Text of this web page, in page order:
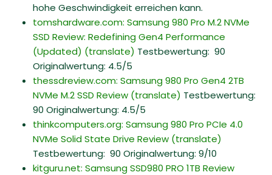
hohe Geschwindigkeit erreichen kann.
tomshardware.com: Samsung 980 Pro M.2 NVMe
SSD Review: Redefining Gen4 Performance
(Updated) (translate) Testbewertung: 90
Originalwertung: 4.5/5
thessdreview.com: Samsung 980 Pro Gen4 2TB
NVMe M.2 SSD Review (translate) Testbewertung:
90 Originalwertung: 4.5/5
thinkcomputers.org: Samsung 980 Pro PCIe 4.0
NVMe Solid State Drive Review (translate)
Testbewertung: 90 Originalwertung: 9/10
kitguru.net: Samsung SSD980 PRO 1TB Review